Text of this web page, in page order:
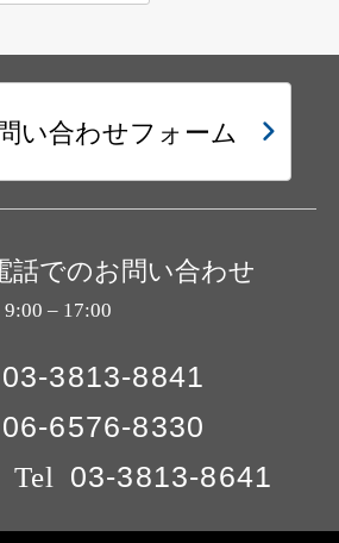
い合わせフォーム
話でのお問い合わせ
– 17:00
03-3813-8841
06-6576-8330
Tel 03-3813-8641